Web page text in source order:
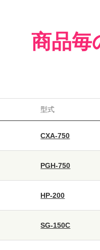
商品毎
型式
CXA-750
PGH-750
HP-200
SG-150C